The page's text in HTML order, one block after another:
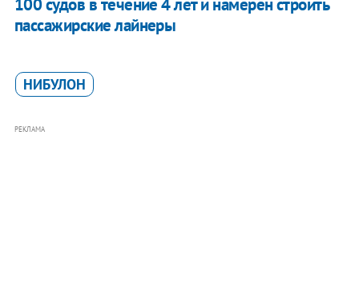
100 судов в течение 4 лет и намерен строить
пассажирские лайнеры
НИБУЛОН
РЕКЛАМА